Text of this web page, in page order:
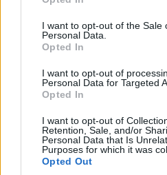
I want to opt-out of the Sale
Personal Data.
Opted In
I want to opt-out of
Personal Data for Targeted
Opted In
I want to opt-out of
Retention, Sale, and/or
Personal Data that Is
Purposes for which it was
Opted Out